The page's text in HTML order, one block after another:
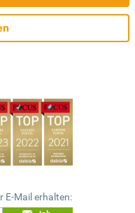
E-Mail erhalten: